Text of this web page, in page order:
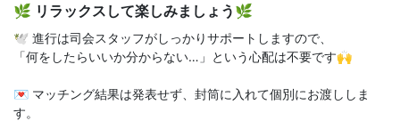
🌿 リラックスして楽しみましょう🌿
🕊️ 進行は司会スタッフがしっかりサポートしますので、
「何をしたらいいか分からない…」という心配は不要です🙌
💌 マッチング結果は発表せず、封筒に入れて個別にお渡ししま
す。